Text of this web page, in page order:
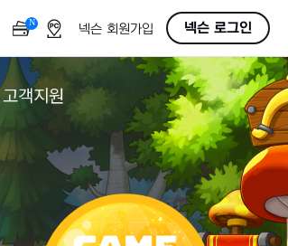
N OFF넥슨 회원가입 넥슨 로그인
고객지원
움말/1:1문의
/불법프로그램 신고
게임 접근성